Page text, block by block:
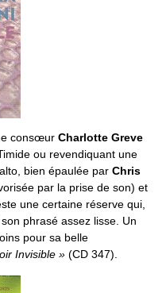
consœur Charlotte Greve
ou revendiquant une
bien épaulée par Chris
par la prise de son) et
une certaine réserve qui,
phrasé assez lisse. Un
pour sa belle
Invisible » (CD 347).